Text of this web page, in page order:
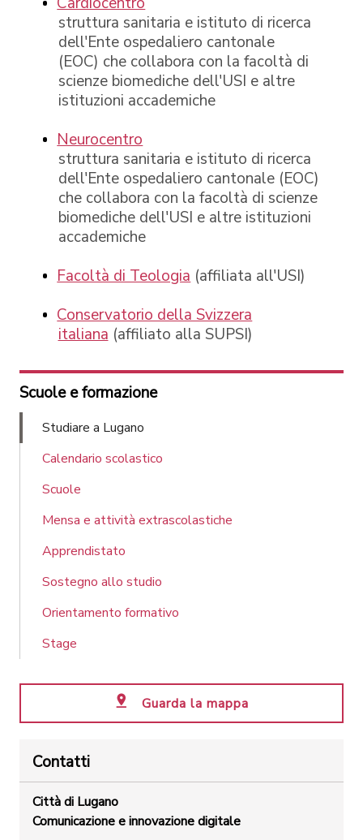
struttura sanitaria e istituto di ricerca
dell'Ente ospedaliero cantonale
(EOC) che collabora con la facoltà di
scienze biomediche dell'USI e altre
istituzioni accademiche
Neurocentro
struttura sanitaria e istituto di ricerca
dell'Ente ospedaliero cantonale (EOC)
che collabora con la facoltà di scienze
biomediche dell'USI e altre istituzioni
accademiche
Facoltà di Teologia (affiliata all'USI)
Conservatorio della Svizzera
italiana (affiliato alla SUPSI)
Scuole e formazione
Studiare a Lugano
Calendario scolastico
Scuole
Mensa e attività extrascolastiche
Apprendistato
Sostegno allo studio
Orientamento formativo
Stage
Guarda la mappa
Contatti
Città di Lugano
Comunicazione e innovazione digitale